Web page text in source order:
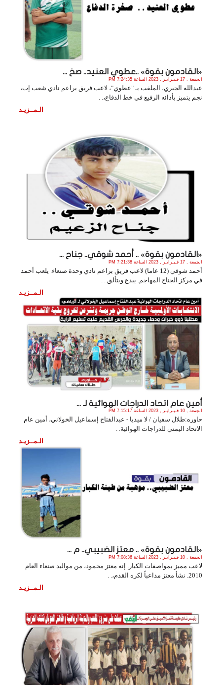
«القادمون بقوة» ..عطوي العنيد.. صخ ...
الجمعة , 17 فـبـرايـر , 2023 الساعة 7:24:35 PM
عبدالله الجبري، الملقب بـ "عطوي"، لاعب فريق براعم نادي شعب إب،
نجم يتميز بأدائه الرفيع في خط الدفاع،. .
الـمــزيـد
«القادمون بقوة» .. أحمد شوقي.. جناح ...
الجمعة , 17 فـبـرايـر , 2023 الساعة 7:21:38 PM
أحمد شوقي (12 عاما) لاعب فريق براعم نادي وحدة صنعاء. يلعب أحمد
في مركز الجناح المهاجم. يبدع ويتألق . .
الـمــزيـد
أمين عام اتحاد الدراجات الهوائية لـ ...
الجمعة , 10 فـبـرايـر , 2023 الساعة 7:15:17 PM
حاوره:طلال سفيان / لا ميديا - عبدالفتاح إسماعيل الخولاني، أمين عام
الاتحاد اليمني للدراجات الهوائية. .
الـمــزيـد
«القادمون بقوة» .. معتز الضبيبي.. م ...
الجمعة , 10 فـبـرايـر , 2023 الساعة 7:08:36 PM
لاعب مميز بمواصفات الكبار. إنه معتز محمود، من مواليد صنعاء العام
2010. نشأ معتز مداعباً لكره القدم،. .
الـمــزيـد